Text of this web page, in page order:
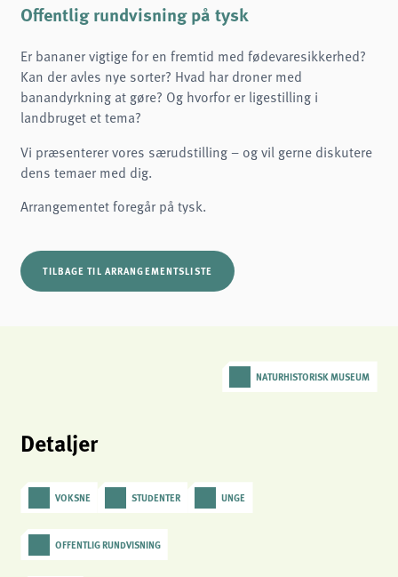
Offentlig rundvisning på tysk
Er bananer vigtige for en fremtid med fødevaresikkerhed?
Kan der avles nye sorter? Hvad har droner med
banandyrkning at gøre? Og hvorfor er ligestilling i
landbruget et tema?
Vi præsenterer vores særudstilling – og vil gerne diskutere
dens temaer med dig.
Arrangementet foregår på tysk.
TILBAGE TIL ARRANGEMENTSLISTE
NATURHISTORISK MUSEUM
Detaljer
VOKSNE STUDENTER UNGE
OFFENTLIG RUNDVISNING
Name:
Purpose:
Denne cookie gemmer brugerens valgte samtykkeindstillinger.
Cookie duration:
1 år
Frontend User
Purpose:
Vi bruger Matomo til anonym analyse af vores hjemmeside for at forbedre vores